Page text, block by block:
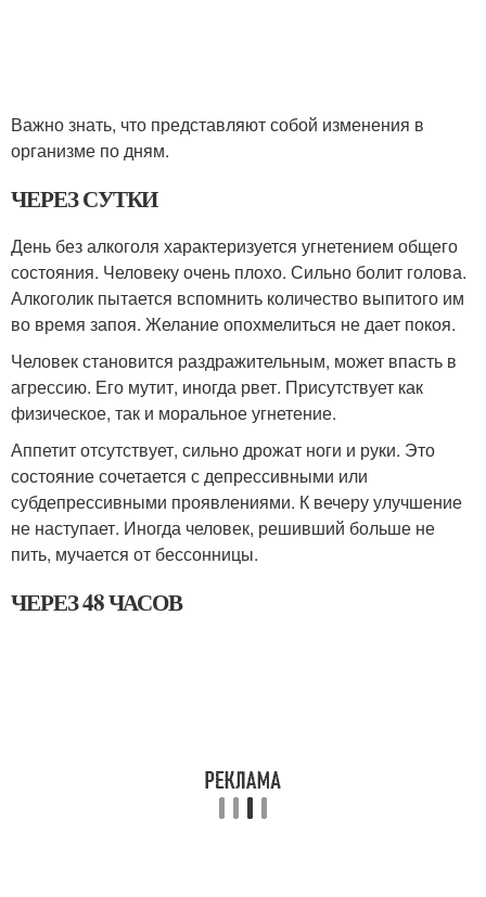
Важно знать, что представляют собой изменения в
организме по дням.
ЧЕРЕЗ СУТКИ
День без алкоголя характеризуется угнетением общего
состояния. Человеку очень плохо. Сильно болит голова.
Алкоголик пытается вспомнить количество выпитого им
во время запоя. Желание опохмелиться не дает покоя.
Человек становится раздражительным, может впасть в
агрессию. Его мутит, иногда рвет. Присутствует как
физическое, так и моральное угнетение.
Аппетит отсутствует, сильно дрожат ноги и руки. Это
состояние сочетается с депрессивными или
субдепрессивными проявлениями. К вечеру улучшение
не наступает. Иногда человек, решивший больше не
пить, мучается от бессонницы.
ЧЕРЕЗ 48 ЧАСОВ